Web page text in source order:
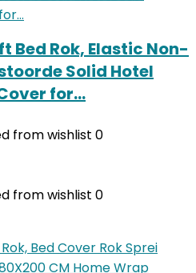
Bed Rok, Elastic Non-
Solid Hotel
for…
from wishlist 0
from wishlist 0